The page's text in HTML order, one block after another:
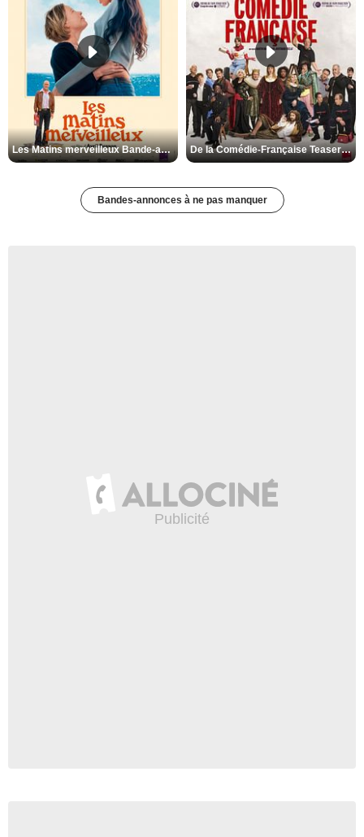
Les Matins merveilleux Bande-annonce VF De la Comédie-Française Teaser VF
Bandes-annonces à ne pas manquer